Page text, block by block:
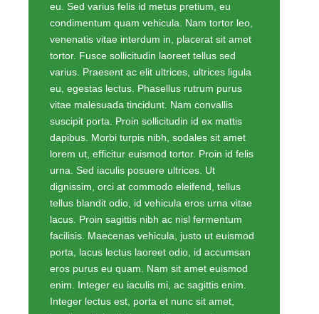
eu. Sed varius felis id metus pretium, eu
condimentum quam vehicula. Nam tortor leo,
venenatis vitae interdum in, placerat sit amet
tortor. Fusce sollicitudin laoreet tellus sed
varius. Praesent ac elit ultrices, ultrices ligula
eu, egestas lectus. Phasellus rutrum purus
vitae malesuada tincidunt. Nam convallis
suscipit porta. Proin sollicitudin id ex mattis
dapibus. Morbi turpis nibh, sodales sit amet
lorem ut, efficitur euismod tortor. Proin id felis
urna. Sed iaculis posuere ultrices. Ut
dignissim, orci at commodo eleifend, tellus
tellus blandit odio, id vehicula eros urna vitae
lacus. Proin sagittis nibh ac nisl fermentum
facilisis. Maecenas vehicula, justo ut euismod
porta, lacus lectus laoreet odio, id accumsan
eros purus eu quam. Nam sit amet euismod
enim. Integer eu iaculis mi, ac sagittis enim.
Integer lectus est, porta et nunc sit amet,